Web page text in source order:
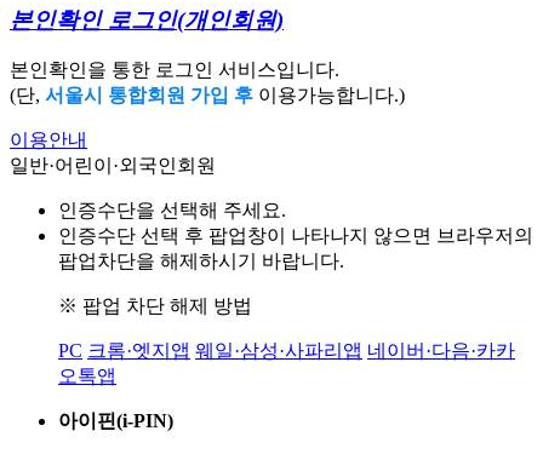
본인확인 로그인(개인회원)
본인확인을 통한 로그인 서비스입니다.
(단, 서울시 통합회원 가입 후 이용가능합니다.)
이용안내
일반·어린이·외국인회원
인증수단을 선택해 주세요.
인증수단 선택 후 팝업창이 나타나지 않으면 브라우저의
팝업차단을 해제하시기 바랍니다.
※ 팝업 차단 해제 방법
PC 크롬·엣지앱 웨일·삼성·사파리앱 네이버·다음·카카
오톡앱
아이핀(i-PIN)